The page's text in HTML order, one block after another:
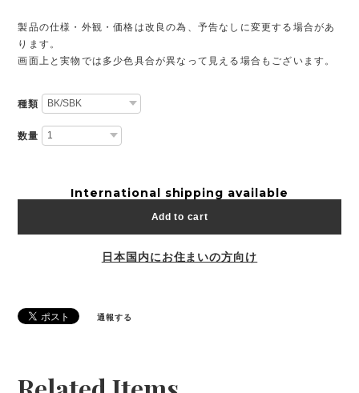
製品の仕様・外観・価格は改良の為、予告なしに変更する場合があ
ります。
画面上と実物では多少色具合が異なって見える場合もございます。
種類
数量
International shipping available
Add to cart
日本国内にお住まいの方向け
通報する